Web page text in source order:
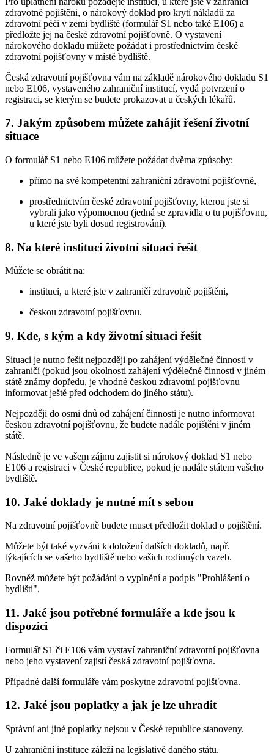
zdravotně pojištěni, o nárokový doklad pro krytí nákladů za
zdravotní péči v zemi bydliště (formulář S1 nebo také E106) a
předložte jej na české zdravotní pojišťovně. O vystavení
nárokového dokladu můžete požádat i prostřednictvím české
zdravotní pojišťovny v místě bydliště.
Česká zdravotní pojišťovna vám na základě nárokového dokladu S1
nebo E106, vystaveného zahraniční institucí, vydá potvrzení o
registraci, se kterým se budete prokazovat u českých lékařů.
7. Jakým způsobem můžete zahájit řešení životní
situace
O formulář S1 nebo E106 můžete požádat dvěma způsoby:
přímo na své kompetentní zahraniční zdravotní pojišťovně,
prostřednictvím české zdravotní pojišťovny, kterou jste si
vybrali jako výpomocnou (jedná se zpravidla o tu pojišťovnu,
u které jste byli dosud registrováni).
8. Na které instituci životní situaci řešit
Můžete se obrátit na:
instituci, u které jste v zahraničí zdravotně pojištěni,
českou zdravotní pojišťovnu.
9. Kde, s kým a kdy životní situaci řešit
Situaci je nutno řešit nejpozději po zahájení výdělečné činnosti v
zahraničí (pokud jsou okolnosti zahájení výdělečné činnosti v jiném
státě známy dopředu, je vhodné českou zdravotní pojišťovnu
informovat ještě před odchodem do jiného státu).
Nejpozději do osmi dnů od zahájení činnosti je nutno informovat
českou zdravotní pojišťovnu, že budete nadále pojištěni v jiném
státě.
Následně je ve vašem zájmu zajistit si nárokový doklad S1 nebo
E106 a registraci v České republice, pokud je nadále státem vašeho
bydliště.
10. Jaké doklady je nutné mít s sebou
Na zdravotní pojišťovně budete muset předložit doklad o pojištění.
Můžete být také vyzváni k doložení dalších dokladů, např.
týkajících se vašeho bydliště nebo vašich rodinných vazeb.
Rovněž můžete být požádáni o vyplnění a podpis "Prohlášení o
bydlišti".
11. Jaké jsou potřebné formuláře a kde jsou k
dispozici
Formulář S1 či E106 vám vystaví zahraniční zdravotní pojišťovna
nebo jeho vystavení zajistí česká zdravotní pojišťovna.
Případné další formuláře vám poskytne zdravotní pojišťovna.
12. Jaké jsou poplatky a jak je lze uhradit
Správní ani jiné poplatky nejsou v České republice stanoveny.
U zahraniční instituce záleží na legislativě daného státu.